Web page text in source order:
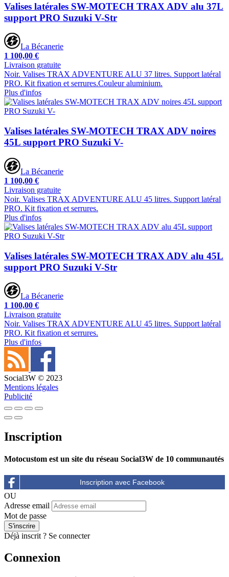
Valises latérales SW-MOTECH TRAX ADV alu 37L
support PRO Suzuki V-Str
La Bécanerie
1 100,00 €
Livraison gratuite
Noir. Valises TRAX ADVENTURE ALU 37 litres. Support latéral
PRO. Kit fixation et serrures.Couleur aluminium.
Plus d'infos
Valises latérales SW-MOTECH TRAX ADV noires
45L support PRO Suzuki V-
La Bécanerie
1 100,00 €
Livraison gratuite
Noir. Valises TRAX ADVENTURE ALU 45 litres. Support latéral
PRO. Kit fixation et serrures.
Plus d'infos
Valises latérales SW-MOTECH TRAX ADV alu 45L
support PRO Suzuki V-Str
La Bécanerie
1 100,00 €
Livraison gratuite
Noir. Valises TRAX ADVENTURE ALU 45 litres. Support latéral
PRO. Kit fixation et serrures.
Plus d'infos
Social3W © 2023
Mentions légales
Publicité
Inscription
Motocustom est un site du réseau Social3W de 10 communautés
OU
Adresse email
Mot de passe
Déjà inscrit ? Se connecter
Connexion